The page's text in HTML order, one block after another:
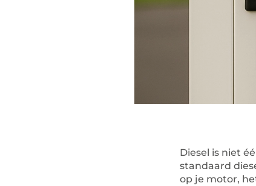
Diesel is niet
standaard
op je motor,